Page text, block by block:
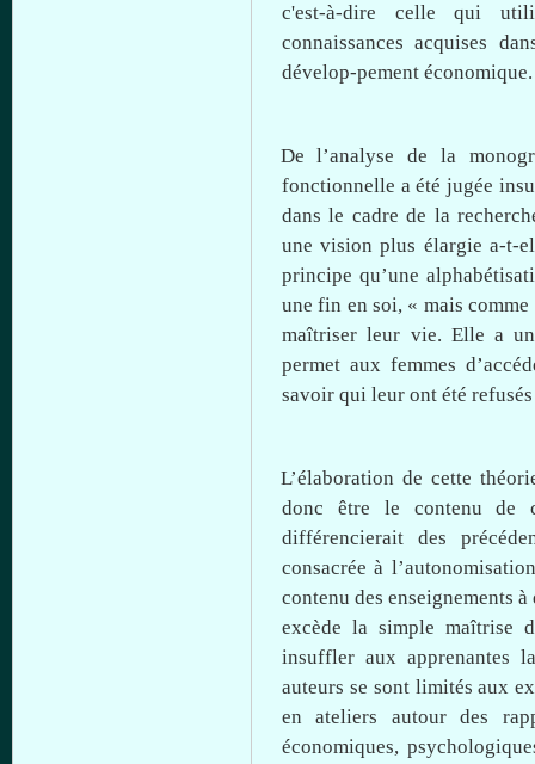
c'est-à-dire
celle qui
connaissances acquises
dévelop-pement économique.
Del’analyse de la
fonctionnelle aété jugée
dans le cadre de la
une vision plus élargie a-t-
principe qu’une
une fin ensoi, « mais comme
maîtriser leur vie. Elle a
permet aux femmes
savoir qui leur ont été refusés
L’élaboration decette
donc
être le contenu de
différencierait des
consacrée à l’autonomisation
contenu desenseignements à
excède la simple maîtrise
insuffler aux apprenantes
auteurs se sont limités aux
en ateliers autourdes
économiques,